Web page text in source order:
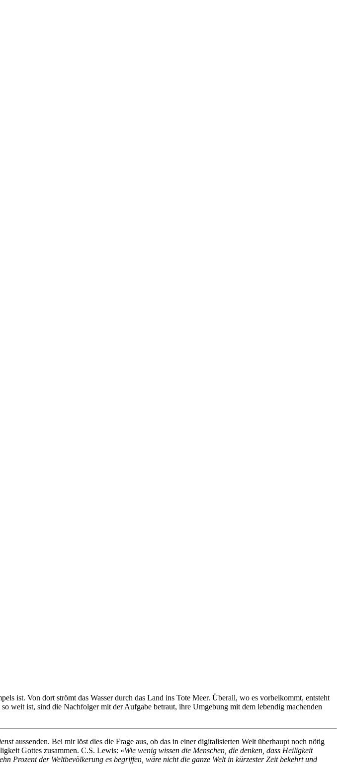
ist. Von dort strömt das Wasser durch das Land ins Tote Meer. Überall, wo es vorbeikommt, entsteht
weit ist, sind die Nachfolger mit der Aufgabe betraut, ihre Umgebung mit dem lebendig machenden
aussenden. Bei mir löst dies die Frage aus, ob das in einer digitalisierten Welt überhaupt noch nötig
Gottes zusammen. C.S. Lewis: «Wie wenig wissen die Menschen, die denken, dass Heiligkeit
Prozent der Weltbevölkerung es begriffen, wäre nicht die ganze Welt in kürzester Zeit bekehrt und